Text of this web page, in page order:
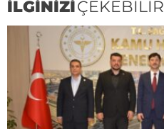
İLGİNİZİÇEKEBİLİR